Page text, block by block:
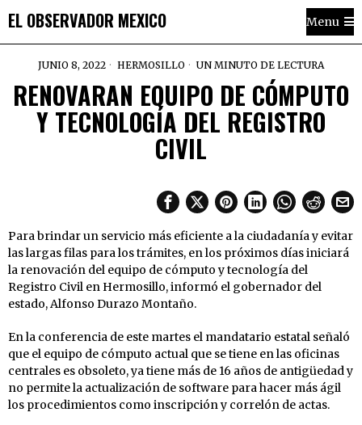
EL OBSERVADOR MEXICO Menu
JUNIO 8, 2022 HERMOSILLO UN MINUTO DE LECTURA
RENOVARAN EQUIPO DE CÓMPUTO
Y TECNOLOGÍA DEL REGISTRO
CIVIL
Para brindar un servicio más eficiente a la ciudadanía y evitar
las largas filas para los trámites, en los próximos días iniciará
la renovación del equipo de cómputo y tecnología del
Registro Civil en Hermosillo, informó el gobernador del
estado, Alfonso Durazo Montaño.
En la conferencia de este martes el mandatario estatal señaló
que el equipo de cómputo actual que se tiene en las oficinas
centrales es obsoleto, ya tiene más de 16 años de antigüedad y
no permite la actualización de software para hacer más ágil
los procedimientos como inscripción y correlón de actas.